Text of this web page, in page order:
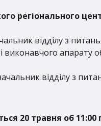
регіонального
відділу з
виконавчого апарату
відділу з
20 травня об